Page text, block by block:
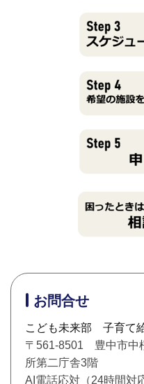
お問合せ
こども未来部 子育て
〒561-8501 豊中市中
所第二庁舎3階
AI電話応対（24時間対